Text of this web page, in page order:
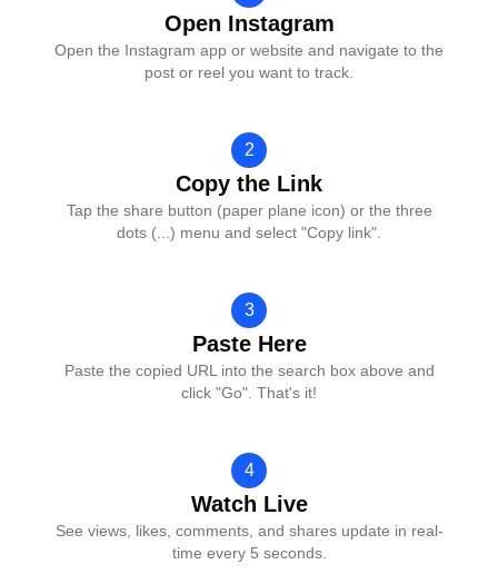
Open Instagram
Open the Instagram app or website and navigate to the
post or reel you want to track.
2
Copy the Link
Tap the share button (paper plane icon) or the three
dots (...) menu and select "Copy link".
3
Paste Here
Paste the copied URL into the search box above and
click "Go". That's it!
4
Watch Live
See views, likes, comments, and shares update in real-
time every 5 seconds.